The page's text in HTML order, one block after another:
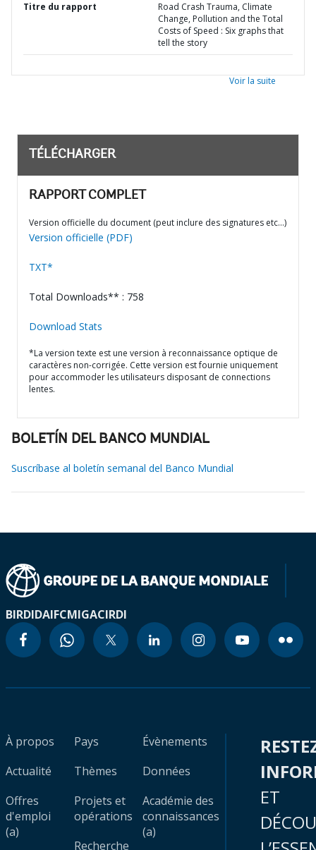
Titre du rapport
Road Crash Trauma, Climate
Change, Pollution and the Total
Costs of Speed : Six graphs that
tell the story
Voir la suite
TÉLÉCHARGER
RAPPORT COMPLET
Version officielle du document (peut inclure des signatures etc…)
Version officielle (PDF)
TXT*
Total Downloads** : 758
Download Stats
*La version texte est une version à reconnaissance optique de
caractères non-corrigée. Cette version est fournie uniquement
pour accommoder les utilisateurs disposant de connections
lentes.
BOLETÍN DEL BANCO MUNDIAL
Suscríbase al boletín semanal del Banco Mundial
BIRDIDAIFCMIGACIRDI
À propos
Actualité
Offres
d'emploi
(a)
Pays
Thèmes
Projets et
opérations
Recherche
Évènements
Données
Académie des
connaissances
(a)
ET